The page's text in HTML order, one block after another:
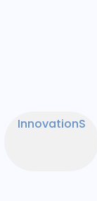
InnovationS